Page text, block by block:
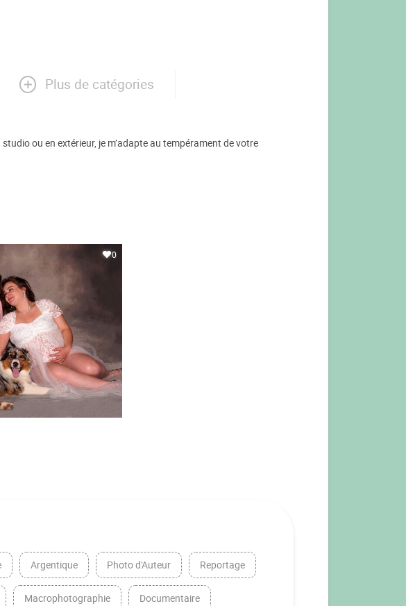
Plus de catégories
ou en extérieur, je m’adapte au tempérament de votre
0
Argentique Photo d'Auteur Reportage
Macrophotographie Documentaire